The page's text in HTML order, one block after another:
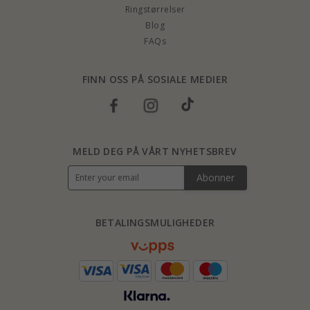
Ringstørrelser
Blog
FAQs
FINN OSS PÅ SOSIALE MEDIER
BETALINGSMULIGHEDER
MELD DEG PÅ VÅRT NYHETSBREV
Abonner